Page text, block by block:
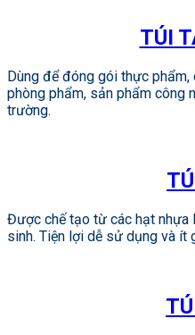
TÚI
Dùng để đóng gói thực
phòng phẩm, sản phẩm công
trường.
Được chế tạo từ các hạt nhựa
sinh. Tiện lợi dễ sử dụng và ít